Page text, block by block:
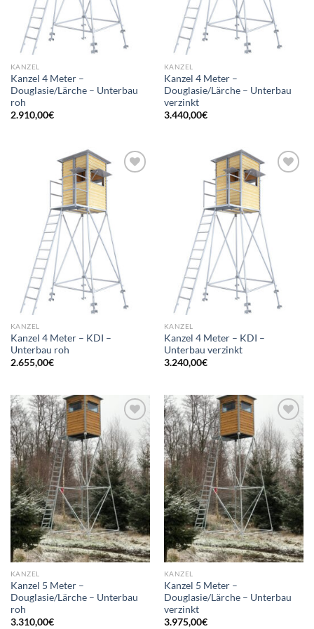
KANZEL
Kanzel 4 Meter –
Douglasie/Lärche – Unterbau
roh
2.910,00€
KANZEL
Kanzel 4 Meter –
Douglasie/Lärche – Unterbau
verzinkt
3.440,00€
KANZEL
Kanzel 4 Meter – KDI –
Unterbau roh
2.655,00€
KANZEL
Kanzel 4 Meter – KDI –
Unterbau verzinkt
3.240,00€
Add to
wishlist
KANZEL
Kanzel 5 Meter –
Douglasie/Lärche – Unterbau
roh
3.310,00€
Add to
wishlist
KANZEL
Kanzel 5 Meter –
Douglasie/Lärche – Unterbau
verzinkt
3.975,00€